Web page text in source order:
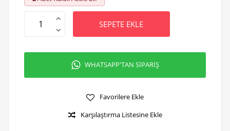
SEPETE EKLE
WHATSAPP'TAN SİPARİŞ
Favorilere Ekle
Karşılaştırma Listesine Ekle